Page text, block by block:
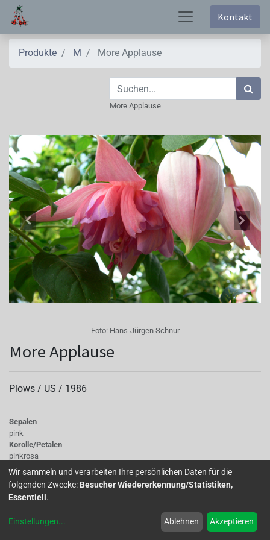
Kontakt
Produkte M More Applause
More Applause
Foto: Hans-Jürgen Schnur
More Applause
Plows / US / 1986
Sepalen
pink
Korolle/Petalen
pinkrosa
Knospe/Blüte
gefüllt, gross
Wuchs
halb hängend
Wir sammeln und verarbeiten Ihre persönlichen Daten für die
folgenden Zwecke: Besucher Wiedererkennung/Statistiken,
Essentiell .
Einstellungen... Ablehnen Akzeptieren